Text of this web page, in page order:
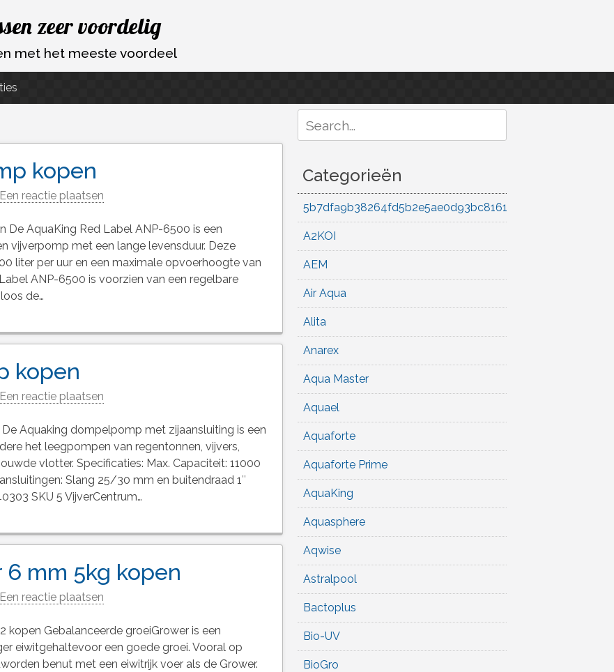
zeer voordelig
met het meeste voordeel
kopen
Een reactie plaatsen
AquaKing Red Label ANP-6500 is een
vijverpomp met een lange levensduur. Deze
liter per uur en een maximale opvoerhoogte van
ANP-6500 is voorzien van een regelbare
de…
kopen
Een reactie plaatsen
Aquaking dompelpomp met zijaansluiting is een
het leegpompen van regentonnen, vijvers,
vlotter. Specificaties: Max. Capaciteit: 11000
Slang 25/30 mm en buitendraad 1″
SKU 5 VijverCentrum…
6 mm 5kg kopen
Een reactie plaatsen
kopen Gebalanceerde groeiGrower is een
eiwitgehaltevoor een goede groei. Vooral op
benut met een eiwitrijk voer als de Grower.
for:
Categorieën
5b7dfa9b38264fd5b2e5ae0d93bc8161
A2KOI
AEM
Air Aqua
Alita
Anarex
Aqua Master
Aquael
Aquaforte
Aquaforte Prime
AquaKing
Aquasphere
Aqwise
Astralpool
Bactoplus
Bio-UV
BioGro